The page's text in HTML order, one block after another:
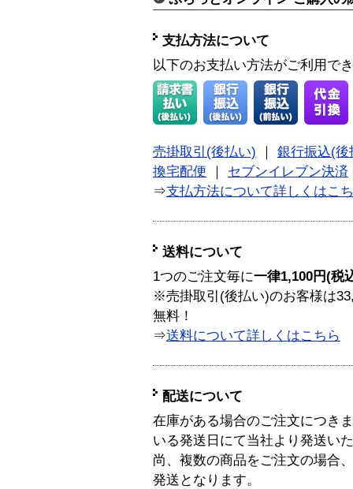
支払方法について
以下のお支払い方法がご利用で
売掛取引(後払い)
銀行振込(後
換宅配便
セブンイレブン決済
⇒支払方法について詳しくはこ
送料について
1つのご注文毎に一律1,100円(税
※売掛取引(後払い)のお客様は
無料！
⇒送料について詳しくはこちら
配送について
在庫がある場合のご注文につき
いる発送日にて当社より発送い
尚、複数の商品をご注文の場合
発送となります。